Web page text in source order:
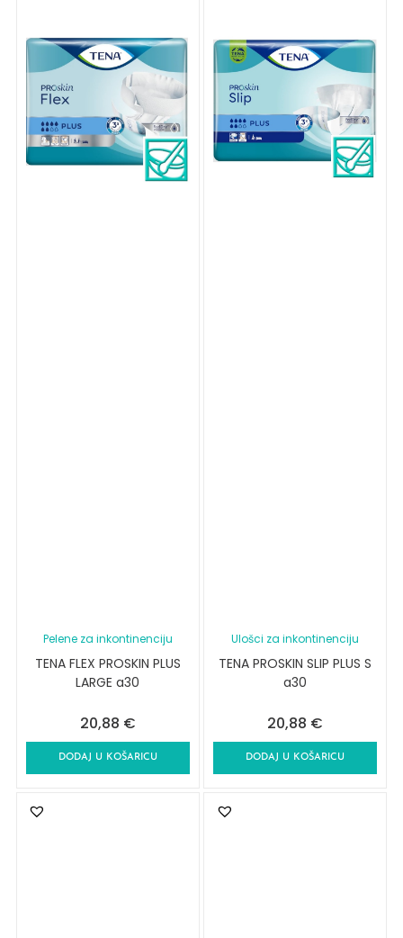
Pelene za inkontinenciju
TENA FLEX PROSKIN PLUS
LARGE a30
20,88 €
DODAJ U KOŠARICU
Ulošci za inkontinenciju
TENA PROSKIN SLIP PLUS S
a30
20,88 €
DODAJ U KOŠARICU